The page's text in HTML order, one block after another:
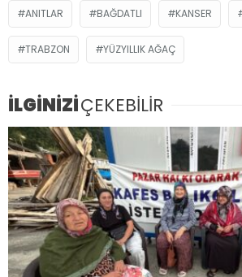
ANITLAR BAĞDATLI KANSER
TRABZON YÜZYILLIK AĞAÇ
İLGİNİZİÇEKEBİLİR